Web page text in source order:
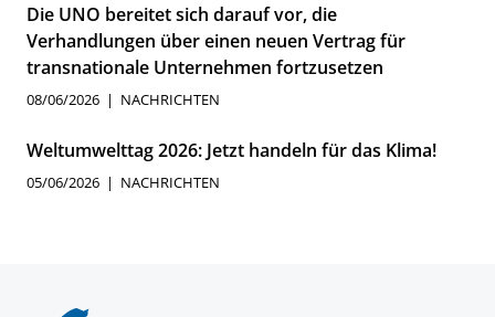
Die UNO bereitet sich darauf vor, die
Verhandlungen über einen neuen Vertrag für
transnationale Unternehmen fortzusetzen
08/06/2026 NACHRICHTEN
Weltumwelttag 2026: Jetzt handeln für das Klima!
05/06/2026 NACHRICHTEN